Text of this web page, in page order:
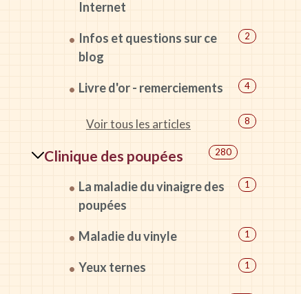
Internet
Infos et questions sur ce
blog
2
Livre d'or - remerciements 4
Voir tous les articles 8
Clinique des poupées 280
La maladie du vinaigre des
poupées
1
Maladie du vinyle 1
Yeux ternes 1